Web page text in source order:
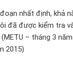
nhất định, khả
đã được kiểm tra
– tháng 3
2015)